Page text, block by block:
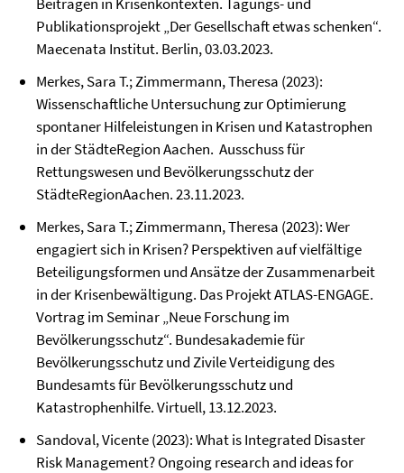
Publikationsprojekt „Der Gesellschaft etwas schenken“.
Maecenata Institut. Berlin, 03.03.2023.
Merkes, Sara T.; Zimmermann, Theresa (2023):
Wissenschaftliche Untersuchung zur Optimierung
spontaner Hilfeleistungen in Krisen und Katastrophen
in der StädteRegion Aachen. Ausschuss für
Rettungswesen und Bevölkerungsschutz der
StädteRegionAachen. 23.11.2023.
Merkes, Sara T.; Zimmermann, Theresa (2023): Wer
engagiert sich in Krisen? Perspektiven auf vielfältige
Beteiligungsformen und Ansätze der Zusammenarbeit
in der Krisenbewältigung. Das Projekt ATLAS-ENGAGE.
Vortrag im Seminar „Neue Forschung im
Bevölkerungsschutz“. Bundesakademie für
Bevölkerungsschutz und Zivile Verteidigung des
Bundesamts für Bevölkerungsschutz und
Katastrophenhilfe. Virtuell, 13.12.2023.
Sandoval, Vicente (2023): What is Integrated Disaster
Risk Management? Ongoing research and ideas for